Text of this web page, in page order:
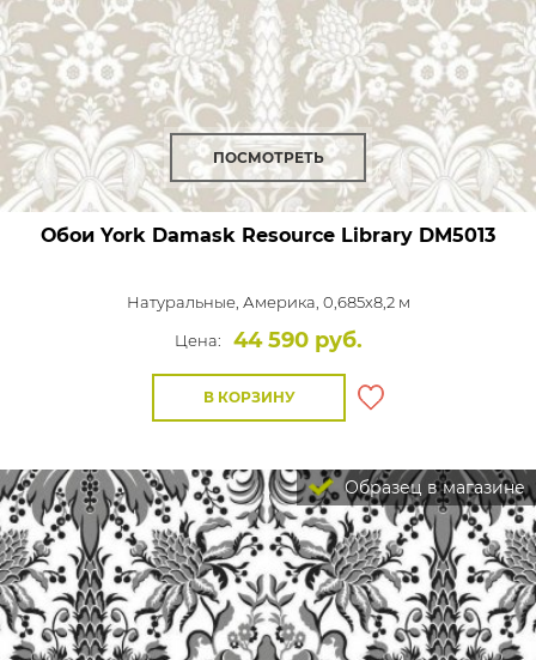
ПОСМОТРЕТЬ
Обои York Damask Resource Library DM5013
Натуральные, Америка, 0,685x8,2 м
Цена:
44 590 руб.
В КОРЗИНУ
Образец в магазине